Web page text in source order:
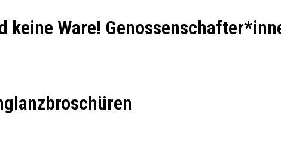
keine Ware!